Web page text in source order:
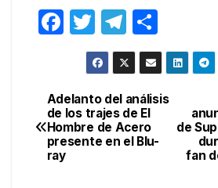
F
e
b
o
T
w
itt
er
T
el
e
gr
a
m
o
m
p
ar
tir
Navegación
de
entradas
de
fan
Adelanto del análisis
de los trajes de El
Hombre de Acero
presente en el Blu-
ray